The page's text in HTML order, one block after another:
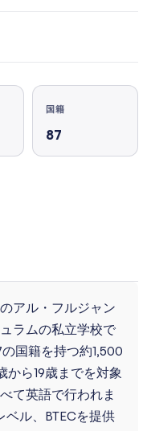
国籍
87
アル・フルジャン
ラムの私立学校で
国籍を持つ約1,500
から19歳までを対象
て英語で行われま
ベル、BTECを提供